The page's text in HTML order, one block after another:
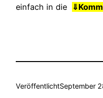
einfach in die
⇓
VeröffentlichtSeptember